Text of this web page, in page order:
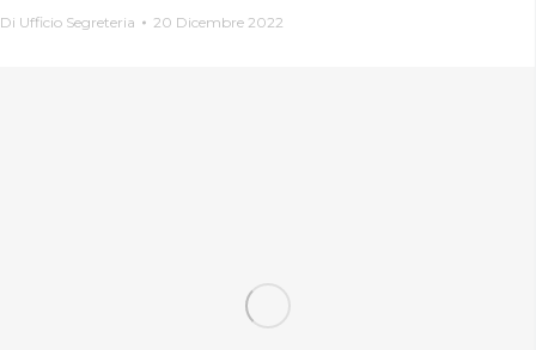
Di Ufficio Segreteria 20 Dicembre 2022